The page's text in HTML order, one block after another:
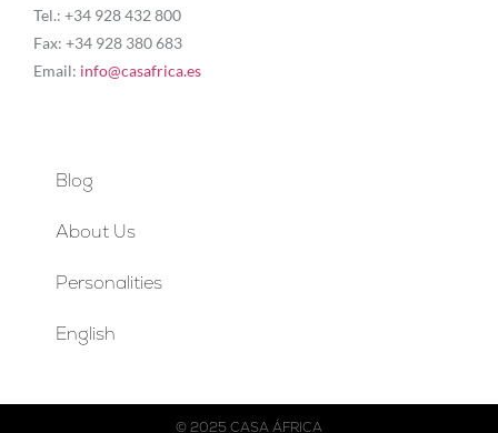
Tel.: +34 928 432 800
Fax: +34 928 380 683
Email: info@casafrica.es
Blog
About Us
Personalities
English
© 2025 CASA ÁFRICA